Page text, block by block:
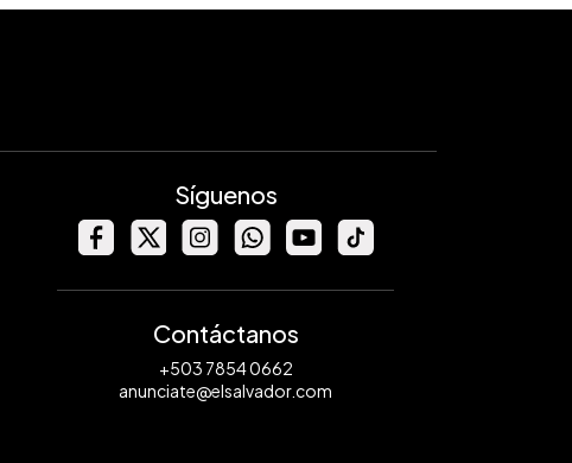
Síguenos
Contáctanos
+503 7854 0662
anunciate@elsalvador.com